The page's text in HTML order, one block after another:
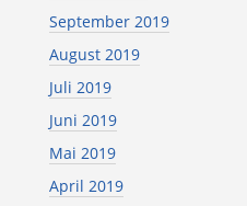
September 2019
August 2019
Juli 2019
Juni 2019
Mai 2019
April 2019